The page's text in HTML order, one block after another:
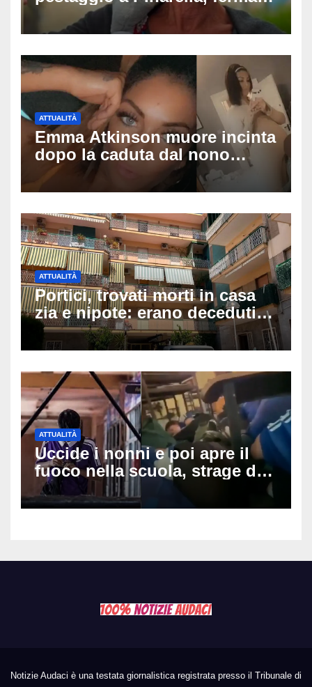
quattro giovani: la svolta
dopo video, intercettazioni e
ATTUALITÀ
Emma Atkinson muore incinta
dopo la caduta dal nono
piano: la figlia nasce 30
minuti dopo e sta bene
ATTUALITÀ
Portici, trovati morti in casa
zia e nipote: erano deceduti
da giorni, il caldo tra le
ipotesi al vaglio
ATTUALITÀ
Uccide i nonni e poi apre il
fuoco nella scuola, strage di
insegnanti: il possibile
movente dietro il massacro in
Notizie Audaci è una testata giornalistica registrata presso il Tribunale di